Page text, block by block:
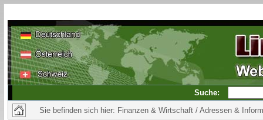
Suche:
Sie befinden sich hier: Finanzen & Wirtschaft / Adressen &